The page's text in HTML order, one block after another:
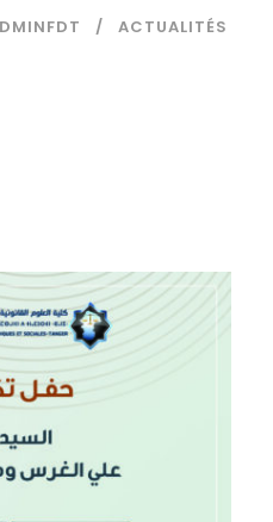
ACTUALITÉS